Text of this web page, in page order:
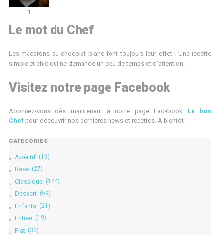
1
Le mot du Chef
Les macarons au chocolat blanc font toujours leur effet ! Une recette
simple et chic qui ne demande un peu de temps et d’attention.
Visitez notre page Facebook
Abonnez-vous dès maintenant à notre page Facebook Le bon
Chef pour découvrir nos dernières news et recettes. A bientôt !
CATÉGORIES
Apéritif (19)
Base (27)
Classique (144)
Dessert (59)
Enfants (21)
Entrée (19)
Plat (30)